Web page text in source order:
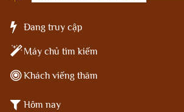
Đang truy cập
Máy chủ tìm kiếm
Khách viếng thăm
Hôm nay